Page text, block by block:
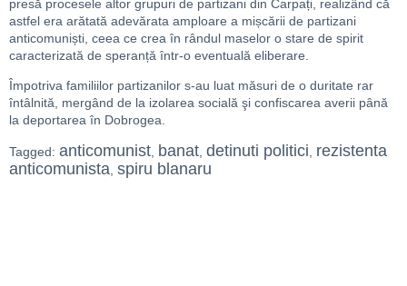
presă procesele altor grupuri de partizani din Carpați, realizând că
astfel era arătată adevărata amploare a mișcării de partizani
anticomuniști, ceea ce crea în rândul maselor o stare de spirit
caracterizată de speranță într-o eventuală eliberare.
Împotriva familiilor partizanilor s-au luat măsuri de o duritate rar
întâlnită, mergând de la izolarea socială şi confiscarea averii până
la deportarea în Dobrogea.
Tagged: anticomunist banat detinuti politici rezistenta
anticomunista spiru blanaru